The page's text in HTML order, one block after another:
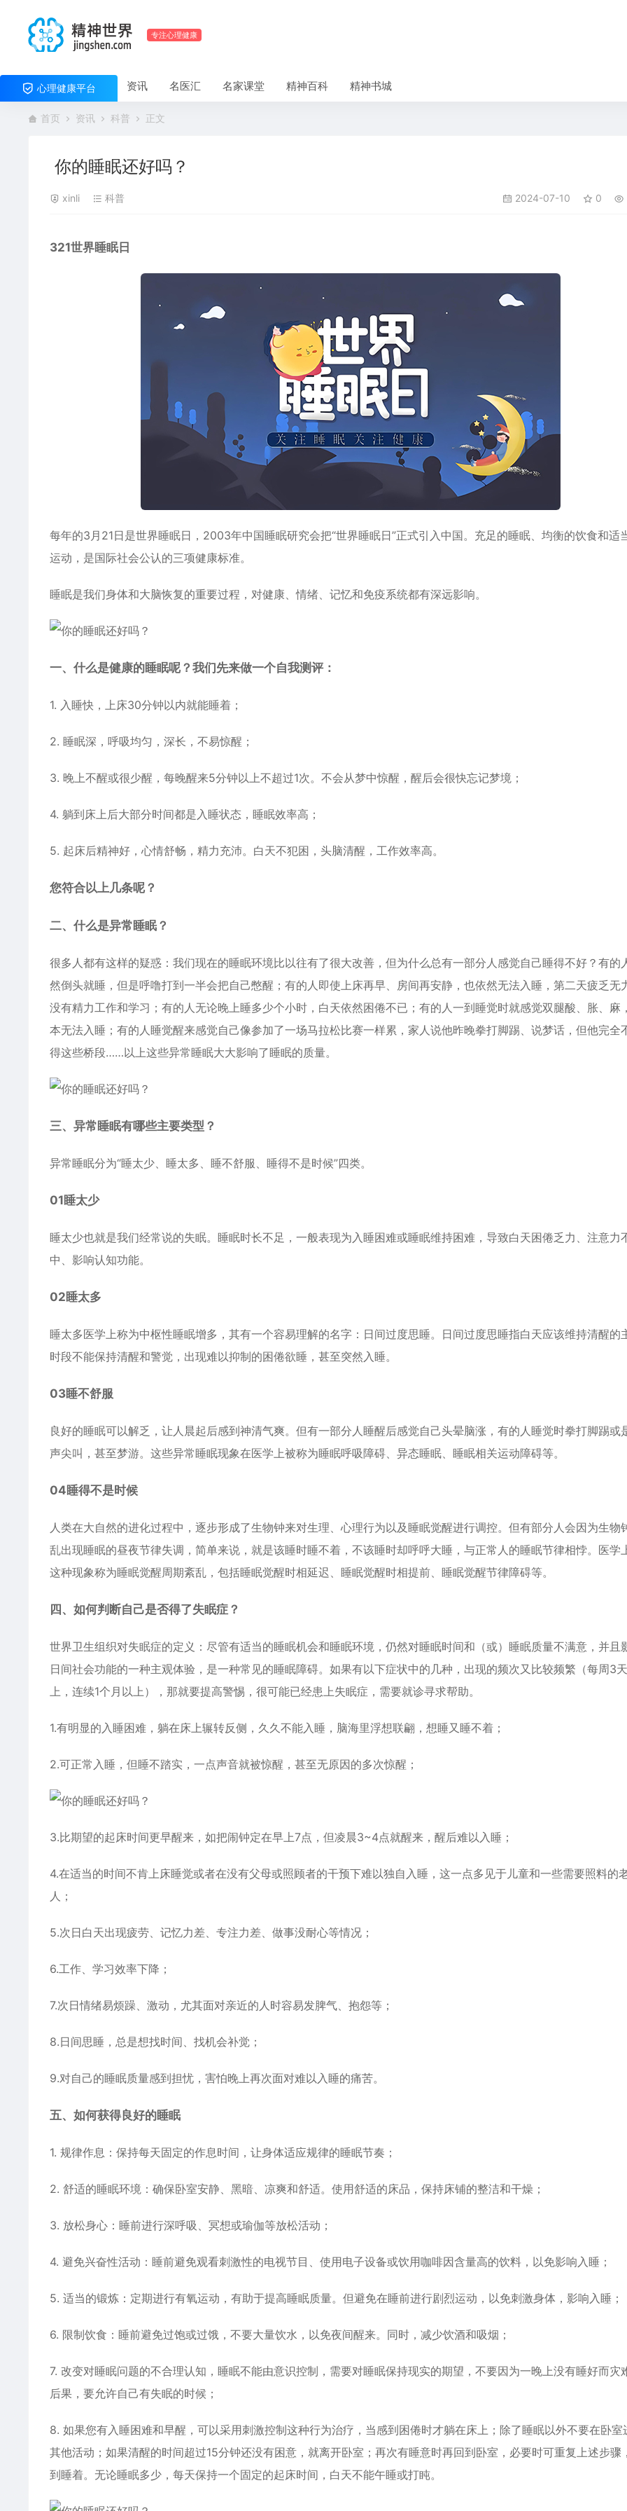
专注心理健康
心理健康平台 资讯 名医汇 名家课堂 精神百科 精神书城
首页 资讯 科普 正文
你的睡眠还好吗？
xinli 科普 2024-07-10 0
321世界睡眠日
每年的3月21日是世界睡眠日，2003年中国睡眠研究会把“世界睡眠日”正式引入中国。充足的睡眠、均衡的饮食和适
运动，是国际社会公认的三项健康标准。
睡眠是我们身体和大脑恢复的重要过程，对健康、情绪、记忆和免疫系统都有深远影响。
一、什么是健康的睡眠呢？我们先来做一个自我测评：
1. 入睡快，上床30分钟以内就能睡着；
2. 睡眠深，呼吸均匀，深长，不易惊醒；
3. 晚上不醒或很少醒，每晚醒来5分钟以上不超过1次。不会从梦中惊醒，醒后会很快忘记梦境；
4. 躺到床上后大部分时间都是入睡状态，睡眠效率高；
5. 起床后精神好，心情舒畅，精力充沛。白天不犯困，头脑清醒，工作效率高。
您符合以上几条呢？
二、什么是异常睡眠？
很多人都有这样的疑惑：我们现在的睡眠环境比以往有了很大改善，但为什么总有一部分人感觉自己睡得不好？有的
然倒头就睡，但是呼噜打到一半会把自己憋醒；有的人即使上床再早、房间再安静，也依然无法入睡，第二天疲乏无
没有精力工作和学习；有的人无论晚上睡多少个小时，白天依然困倦不已；有的人一到睡觉时就感觉双腿酸、胀、麻
本无法入睡；有的人睡觉醒来感觉自己像参加了一场马拉松比赛一样累，家人说他昨晚拳打脚踢、说梦话，但他完全
得这些桥段……以上这些异常睡眠大大影响了睡眠的质量。
三、异常睡眠有哪些主要类型？
异常睡眠分为“睡太少、睡太多、睡不舒服、睡得不是时候”四类。
01睡太少
睡太少也就是我们经常说的失眠。睡眠时长不足，一般表现为入睡困难或睡眠维持困难，导致白天困倦乏力、注意力
中、影响认知功能。
02睡太多
睡太多医学上称为中枢性睡眠增多，其有一个容易理解的名字：日间过度思睡。日间过度思睡指白天应该维持清醒的
时段不能保持清醒和警觉，出现难以抑制的困倦欲睡，甚至突然入睡。
03睡不舒服
良好的睡眠可以解乏，让人晨起后感到神清气爽。但有一部分人睡醒后感觉自己头晕脑涨，有的人睡觉时拳打脚踢或
声尖叫，甚至梦游。这些异常睡眠现象在医学上被称为睡眠呼吸障碍、异态睡眠、睡眠相关运动障碍等。
04睡得不是时候
人类在大自然的进化过程中，逐步形成了生物钟来对生理、心理行为以及睡眠觉醒进行调控。但有部分人会因为生物
乱出现睡眠的昼夜节律失调，简单来说，就是该睡时睡不着，不该睡时却呼呼大睡，与正常人的睡眠节律相悖。医学
这种现象称为睡眠觉醒周期紊乱，包括睡眠觉醒时相延迟、睡眠觉醒时相提前、睡眠觉醒节律障碍等。
四、如何判断自己是否得了失眠症？
世界卫生组织对失眠症的定义：尽管有适当的睡眠机会和睡眠环境，仍然对睡眠时间和（或）睡眠质量不满意，并且
日间社会功能的一种主观体验，是一种常见的睡眠障碍。如果有以下症状中的几种，出现的频次又比较频繁（每周3
上，连续1个月以上），那就要提高警惕，很可能已经患上失眠症，需要就诊寻求帮助。
1.有明显的入睡困难，躺在床上辗转反侧，久久不能入睡，脑海里浮想联翩，想睡又睡不着；
2.可正常入睡，但睡不踏实，一点声音就被惊醒，甚至无原因的多次惊醒；
3.比期望的起床时间更早醒来，如把闹钟定在早上7点，但凌晨3~4点就醒来，醒后难以入睡；
4.在适当的时间不肯上床睡觉或者在没有父母或照顾者的干预下难以独自入睡，这一点多见于儿童和一些需要照料的
人；
5.次日白天出现疲劳、记忆力差、专注力差、做事没耐心等情况；
6.工作、学习效率下降；
7.次日情绪易烦躁、激动，尤其面对亲近的人时容易发脾气、抱怨等；
8.日间思睡，总是想找时间、找机会补觉；
9.对自己的睡眠质量感到担忧，害怕晚上再次面对难以入睡的痛苦。
五、如何获得良好的睡眠
1. 规律作息：保持每天固定的作息时间，让身体适应规律的睡眠节奏；
2. 舒适的睡眠环境：确保卧室安静、黑暗、凉爽和舒适。使用舒适的床品，保持床铺的整洁和干燥；
3. 放松身心：睡前进行深呼吸、冥想或瑜伽等放松活动；
4. 避免兴奋性活动：睡前避免观看刺激性的电视节目、使用电子设备或饮用咖啡因含量高的饮料，以免影响入睡；
5. 适当的锻炼：定期进行有氧运动，有助于提高睡眠质量。但避免在睡前进行剧烈运动，以免刺激身体，影响入睡；
6. 限制饮食：睡前避免过饱或过饿，不要大量饮水，以免夜间醒来。同时，减少饮酒和吸烟；
7. 改变对睡眠问题的不合理认知，睡眠不能由意识控制，需要对睡眠保持现实的期望，不要因为一晚上没有睡好而灾
后果，要允许自己有失眠的时候；
8. 如果您有入睡困难和早醒，可以采用刺激控制这种行为治疗，当感到困倦时才躺在床上；除了睡眠以外不要在卧室
其他活动；如果清醒的时间超过15分钟还没有困意，就离开卧室；再次有睡意时再回到卧室，必要时可重复上述步骤
到睡着。无论睡眠多少，每天保持一个固定的起床时间，白天不能午睡或打盹。